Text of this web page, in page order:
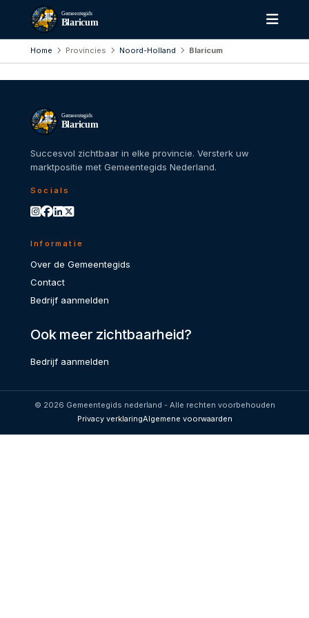
Gemeentegids
Blaricum
Home Provincies Noord-Holland Blaricum
Gemeentegids
Blaricum
Succesvol zichtbaar in elke provincie. Versterk uw
marktpositie met Gemeentegids Nederland.
Socials
Informatie
Over de Gemeentegids
Contact
Bedrijf aanmelden
Ook meer zichtbaarheid?
Bedrijf aanmelden
© 2026 Gemeentegids nederland - Alle rechten voorbehouden
Privacy verklaringAlgemene voorwaarden